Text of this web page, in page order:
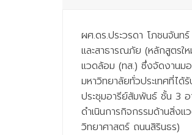
ผศ.ดร.ประวรดา โภชนจันท
และสาธารณภัย (หลักสูตรใ
แวดล้อม (ทส.) ซึ่งจัดงานม
มหาวิทยาลัยทั่วประเทศที่ไ
ประชุมอารีย์สัมพันธ์ ชั้น 3
ดำเนินการกิจกรรมด้านสิ่ง
วิทยาศาสตร์ ถนนสิรินธร)